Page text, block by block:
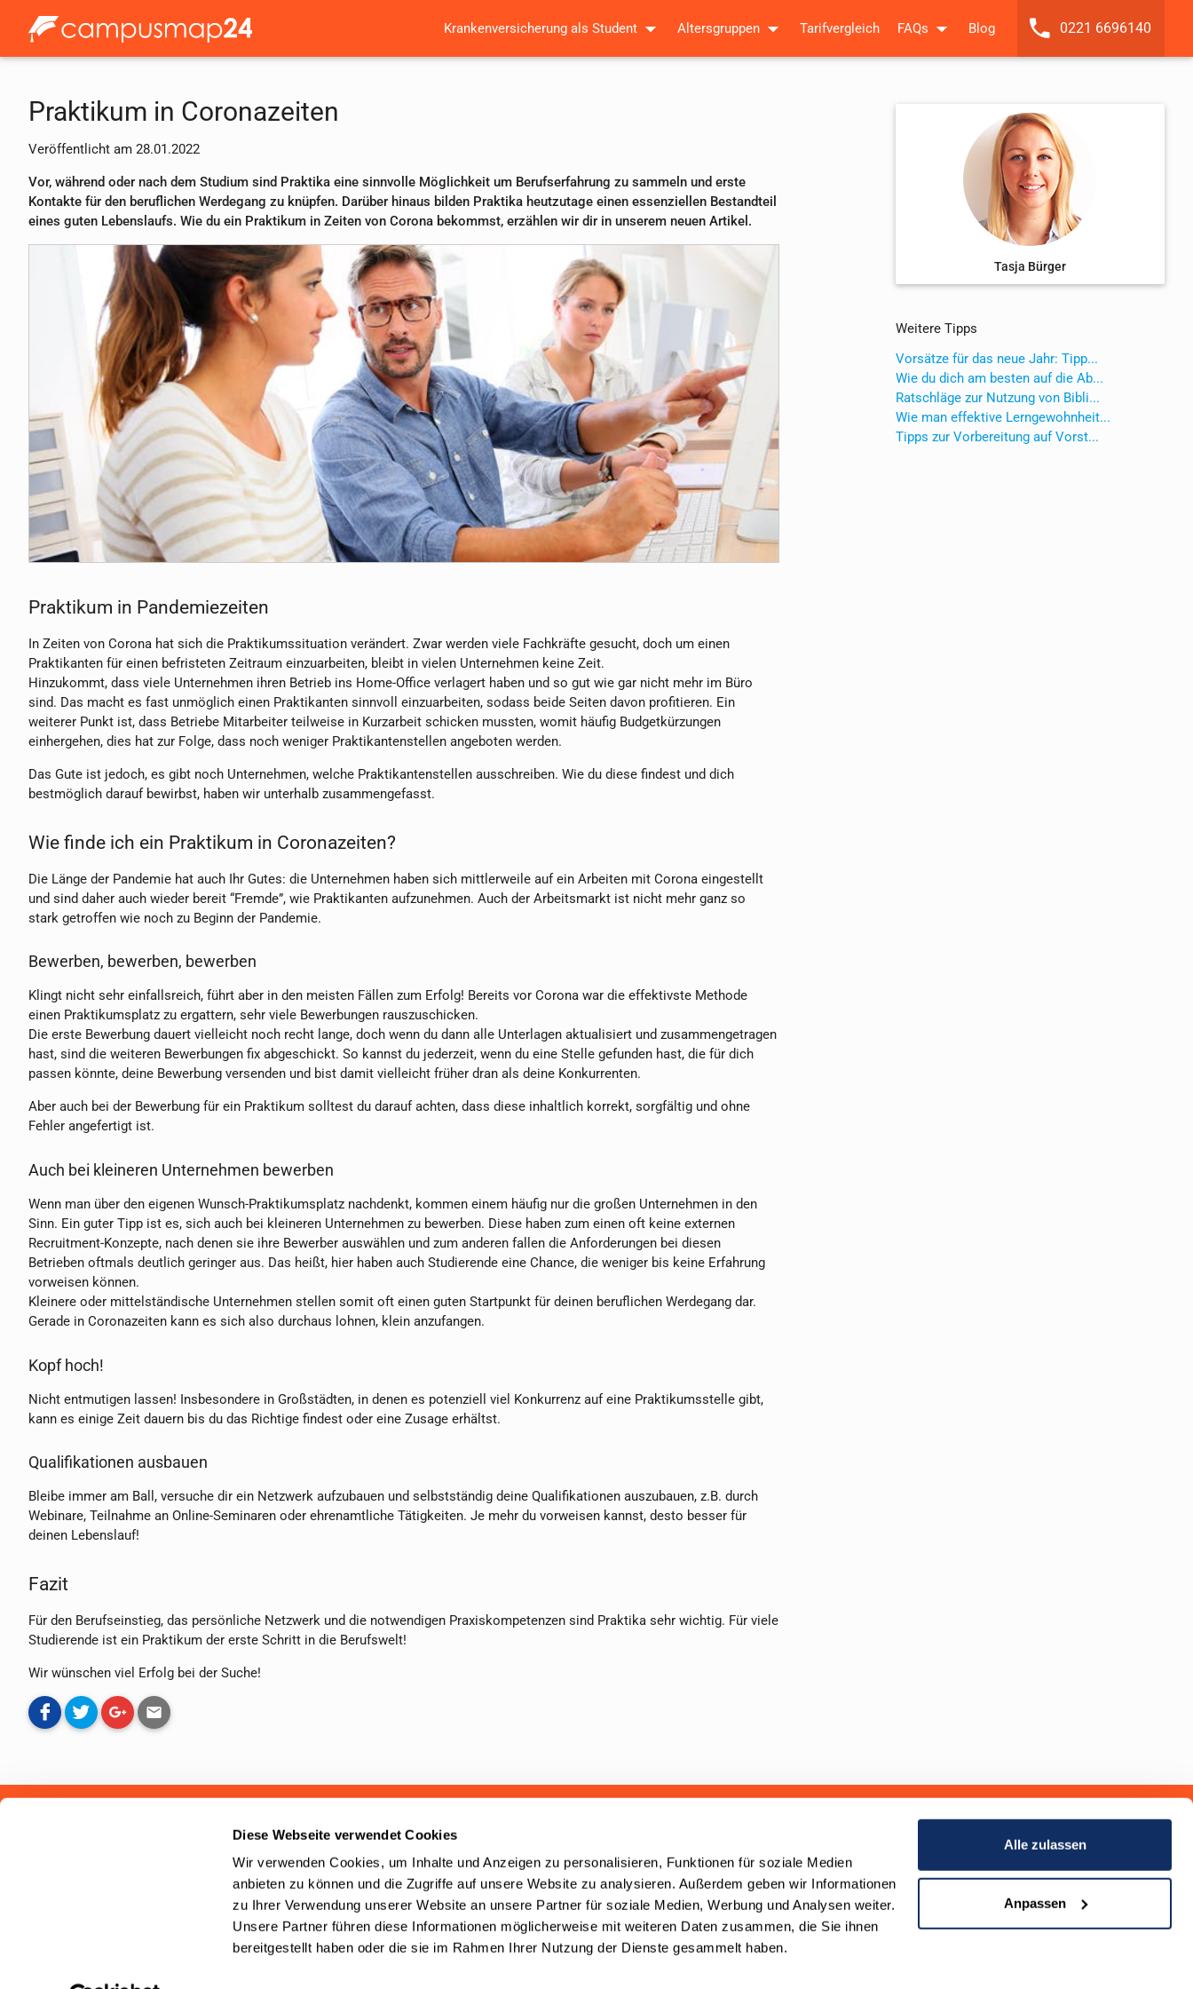
Diese Webseite verwendet Cookies
Wir verwenden Cookies, um Inhalte und Anzeigen zu personalisieren, Funktionen für soziale Medien
anbieten zu können und die Zugriffe auf unsere Website zu analysieren. Außerdem geben wir Informationen
zu Ihrer Verwendung unserer Website an unsere Partner für soziale Medien, Werbung und Analysen weiter.
Unsere Partner führen diese Informationen möglicherweise mit weiteren Daten zusammen, die Sie ihnen
bereitgestellt haben oder die sie im Rahmen Ihrer Nutzung der Dienste gesammelt haben.
Alle zulassen
Anpassen
Krankenversicherung als Student Altersgruppen Tarifvergleich FAQs Blog 0221 6696140
Praktikum in Coronazeiten
Veröffentlicht am 28.01.2022
Vor, während oder nach dem Studium sind Praktika eine sinnvolle Möglichkeit um Berufserfahrung zu sammeln und erste
Kontakte für den beruflichen Werdegang zu knüpfen. Darüber hinaus bilden Praktika heutzutage einen essenziellen Bestandteil
eines guten Lebenslaufs. Wie du ein Praktikum in Zeiten von Corona bekommst, erzählen wir dir in unserem neuen Artikel.
Praktikum in Pandemiezeiten
In Zeiten von Corona hat sich die Praktikumssituation verändert. Zwar werden viele Fachkräfte gesucht, doch um einen
Praktikanten für einen befristeten Zeitraum einzuarbeiten, bleibt in vielen Unternehmen keine Zeit.
Hinzukommt, dass viele Unternehmen ihren Betrieb ins Home-Office verlagert haben und so gut wie gar nicht mehr im Büro
sind. Das macht es fast unmöglich einen Praktikanten sinnvoll einzuarbeiten, sodass beide Seiten davon profitieren. Ein
weiterer Punkt ist, dass Betriebe Mitarbeiter teilweise in Kurzarbeit schicken mussten, womit häufig Budgetkürzungen
einhergehen, dies hat zur Folge, dass noch weniger Praktikantenstellen angeboten werden.
Das Gute ist jedoch, es gibt noch Unternehmen, welche Praktikantenstellen ausschreiben. Wie du diese findest und dich
bestmöglich darauf bewirbst, haben wir unterhalb zusammengefasst.
Wie finde ich ein Praktikum in Coronazeiten?
Die Länge der Pandemie hat auch Ihr Gutes: die Unternehmen haben sich mittlerweile auf ein Arbeiten mit Corona eingestellt
und sind daher auch wieder bereit “Fremde”, wie Praktikanten aufzunehmen. Auch der Arbeitsmarkt ist nicht mehr ganz so
stark getroffen wie noch zu Beginn der Pandemie.
Bewerben, bewerben, bewerben
Klingt nicht sehr einfallsreich, führt aber in den meisten Fällen zum Erfolg! Bereits vor Corona war die effektivste Methode
einen Praktikumsplatz zu ergattern, sehr viele Bewerbungen rauszuschicken.
Die erste Bewerbung dauert vielleicht noch recht lange, doch wenn du dann alle Unterlagen aktualisiert und zusammengetragen
hast, sind die weiteren Bewerbungen fix abgeschickt. So kannst du jederzeit, wenn du eine Stelle gefunden hast, die für dich
passen könnte, deine Bewerbung versenden und bist damit vielleicht früher dran als deine Konkurrenten.
Aber auch bei der Bewerbung für ein Praktikum solltest du darauf achten, dass diese inhaltlich korrekt, sorgfältig und ohne
Fehler angefertigt ist.
Auch bei kleineren Unternehmen bewerben
Wenn man über den eigenen Wunsch-Praktikumsplatz nachdenkt, kommen einem häufig nur die großen Unternehmen in den
Sinn. Ein guter Tipp ist es, sich auch bei kleineren Unternehmen zu bewerben. Diese haben zum einen oft keine externen
Recruitment-Konzepte, nach denen sie ihre Bewerber auswählen und zum anderen fallen die Anforderungen bei diesen
Betrieben oftmals deutlich geringer aus. Das heißt, hier haben auch Studierende eine Chance, die weniger bis keine Erfahrung
vorweisen können.
Kleinere oder mittelständische Unternehmen stellen somit oft einen guten Startpunkt für deinen beruflichen Werdegang dar.
Gerade in Coronazeiten kann es sich also durchaus lohnen, klein anzufangen.
Kopf hoch!
Nicht entmutigen lassen! Insbesondere in Großstädten, in denen es potenziell viel Konkurrenz auf eine Praktikumsstelle gibt,
kann es einige Zeit dauern bis du das Richtige findest oder eine Zusage erhältst.
Qualifikationen ausbauen
Bleibe immer am Ball, versuche dir ein Netzwerk aufzubauen und selbstständig deine Qualifikationen auszubauen, z.B. durch
Webinare, Teilnahme an Online-Seminaren oder ehrenamtliche Tätigkeiten. Je mehr du vorweisen kannst, desto besser für
deinen Lebenslauf!
Fazit
Für den Berufseinstieg, das persönliche Netzwerk und die notwendigen Praxiskompetenzen sind Praktika sehr wichtig. Für viele
Studierende ist ein Praktikum der erste Schritt in die Berufswelt!
Wir wünschen viel Erfolg bei der Suche!
Tasja Bürger
Weitere Tipps
Vorsätze für das neue Jahr: Tipp...
Wie du dich am besten auf die Ab...
Ratschläge zur Nutzung von Bibli...
Wie man effektive Lerngewohnheit...
Tipps zur Vorbereitung auf Vorst...
Studenten-PKV.de ist ein Service der campusmap24 AG
. Wir haben seit 2001 mehr als 100.000
Studierende zum Thema private oder gesetzliche Krankenversicherung beraten. Unser Service
4.8 / 5
(aus 228 Kundenbewertungen)